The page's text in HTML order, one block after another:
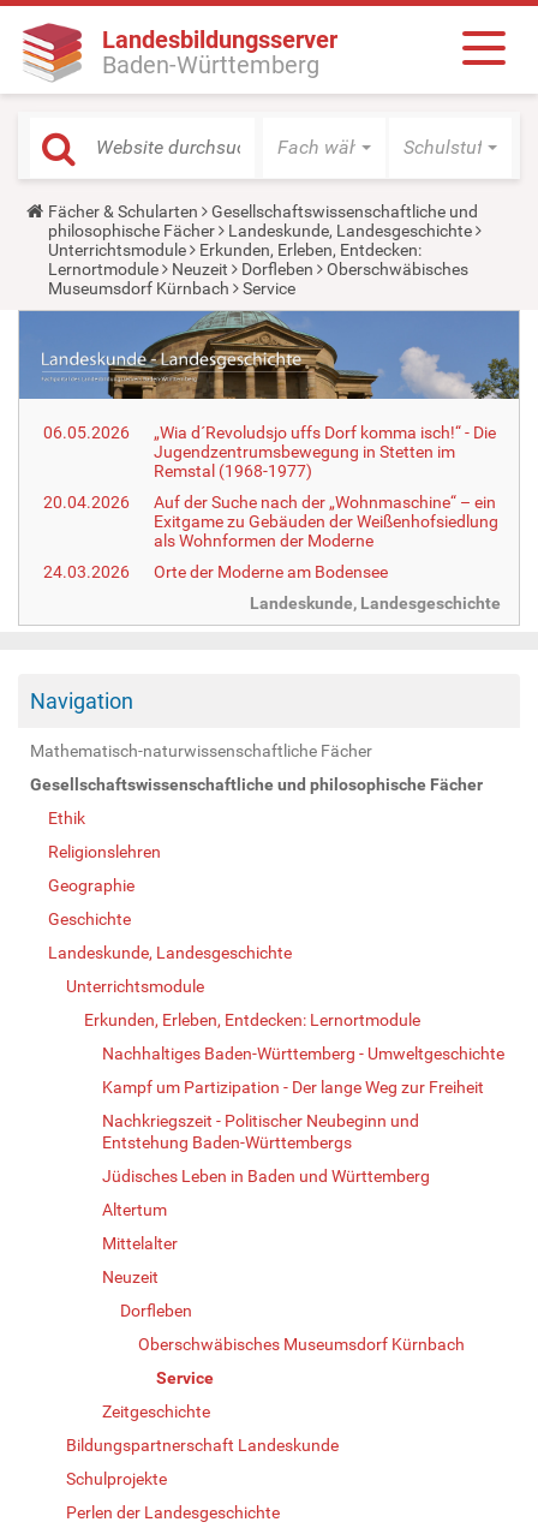
Landesbildungsserver
Baden-Württemberg
Fach wählen Schulstufe
Y
o
u
a
r
e
r
e
:
Fächer & Schularten
Gesellschaftswissenschaftliche und
philosophische Fächer
Landeskunde, Landesgeschichte
Unterrichtsmodule
Erkunden, Erleben, Entdecken:
Lernortmodule
Neuzeit Dorfleben
Oberschwäbisches
Museumsdorf Kürnbach
Service
06.05.2026
„Wia d´Revoludsjo uffs Dorf komma isch!“ - Die
Jugendzentrumsbewegung in Stetten im
Remstal (1968-1977)
20.04.2026
Auf der Suche nach der „Wohnmaschine“ – ein
Exitgame zu Gebäuden der Weißenhofsiedlung
als Wohnformen der Moderne
24.03.2026
Orte der Moderne am Bodensee
Landeskunde, Landesgeschichte
Navigation
Mathematisch-naturwissenschaftliche Fächer
Gesellschaftswissenschaftliche und philosophische Fächer
Ethik
Religionslehren
Geographie
Geschichte
Landeskunde, Landesgeschichte
Unterrichtsmodule
Erkunden, Erleben, Entdecken: Lernortmodule
Nachhaltiges Baden-Württemberg - Umweltgeschichte
Kampf um Partizipation - Der lange Weg zur Freiheit
Nachkriegszeit - Politischer Neubeginn und
Entstehung Baden-Württembergs
Jüdisches Leben in Baden und Württemberg
Altertum
Mittelalter
Neuzeit
Dorfleben
Oberschwäbisches Museumsdorf Kürnbach
Service
Zeitgeschichte
Bildungspartnerschaft Landeskunde
Schulprojekte
Perlen der Landesgeschichte